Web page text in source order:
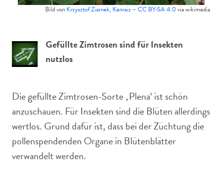
Bild von Krzysztof Ziarnek, Kenraiz – CC BY-SA 4.0via wikimedia
Gefüllte Zimtrosen sind für Insekten
nutzlos
Die gefüllte Zimtrosen-Sorte ‚Plena‘ ist schön
anzuschauen. Für Insekten sind die Blüten allerdings
wertlos. Grund dafür ist, dass bei der Züchtung die
pollenspendenden Organe in Blütenblätter
verwandelt werden.